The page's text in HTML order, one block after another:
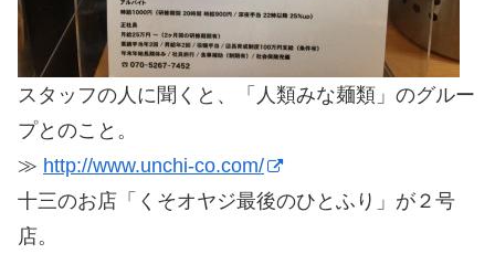
スタッフの人に聞くと、「人類みな麺類」のグルー
プとのこと。
≫ http://www.unchi-co.com/
十三のお店「くそオヤジ最後のひとふり」が２号
店。